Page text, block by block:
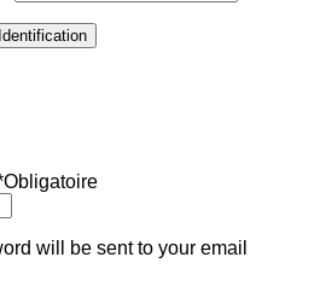
Identification
Obligatoire
will be sent to your email